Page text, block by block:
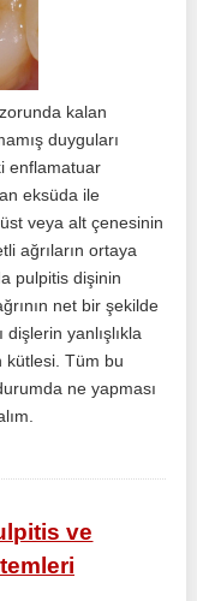
kalan
duyguları
enflamatuar
eksüda ile
üst veya alt çenesinin
ağrıların ortaya
pulpitis dişinin
net bir şekilde
dişlerin yanlışlıkla
kütlesi. Tüm bu
ne yapması
ve